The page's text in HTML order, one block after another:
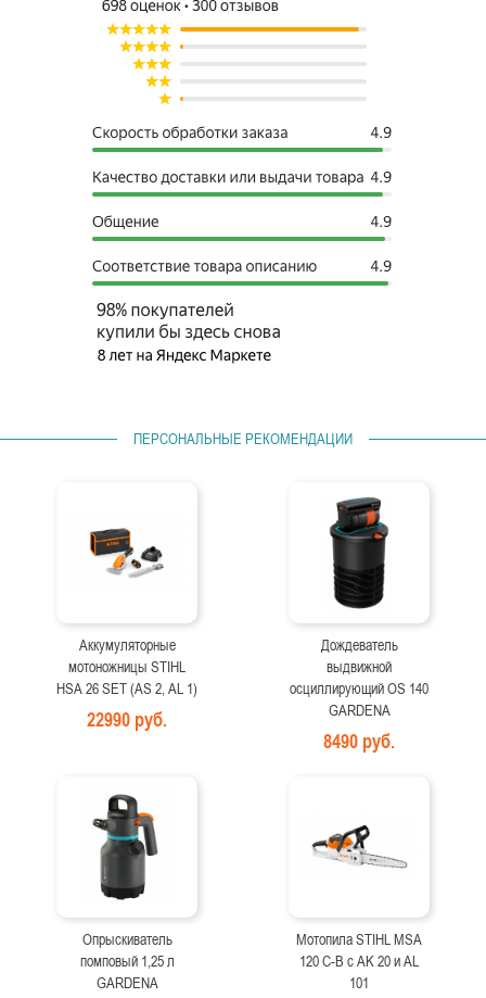
ПЕРСОНАЛЬНЫЕ РЕКОМЕНДАЦИИ
Аккумуляторные
мотоножницы STIHL
HSA 26 SET (AS 2, AL 1)
22990 руб.
Дождеватель
выдвижной
осциллирующий OS 140
GARDENA
8490 руб.
Опрыскиватель
помповый 1,25 л
GARDENA
Мотопила STIHL MSA
120 C-B с AK 20 и AL
101